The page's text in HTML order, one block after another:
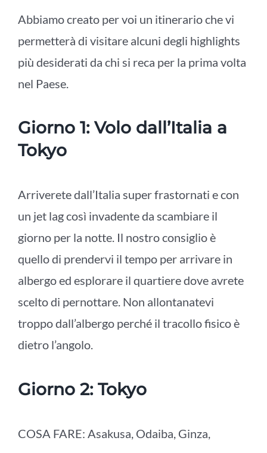
Abbiamo creato per voi un itinerario che vi
permetterà di visitare alcuni degli highlights
più desiderati da chi si reca per la prima volta
nel Paese.
Giorno 1: Volo dall’Italia a
Tokyo
Arriverete dall’Italia super frastornati e con
un jet lag così invadente da scambiare il
giorno per la notte. Il nostro consiglio è
quello di prendervi il tempo per arrivare in
albergo ed esplorare il quartiere dove avrete
scelto di pernottare. Non allontanatevi
troppo dall’albergo perché il tracollo fisico è
dietro l’angolo.
Giorno 2: Tokyo
COSA FARE: Asakusa, Odaiba, Ginza,